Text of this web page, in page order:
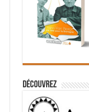
Découvrez